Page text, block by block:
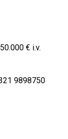
€ i.v.
9898750